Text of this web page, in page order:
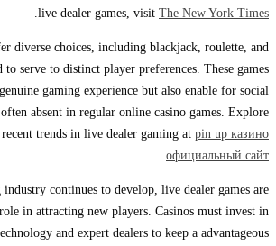
live dealer games, visit The New York Times
.
diverse choices, including blackjack, roulette, and
to serve to distinct player preferences. These games
gaming experience but also enable for social
absent in regular online casino games. Explore
trends in live dealer gaming at pin up казино
официальный сайт
.
continues to develop, live dealer games are
in attracting new players. Casinos must invest in
and expert dealers to keep a advantageous